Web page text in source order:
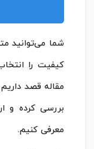
شما می‌توانید
کیفیت را
مقاله قصد
بررسی کرده و
معرفی کنیم.